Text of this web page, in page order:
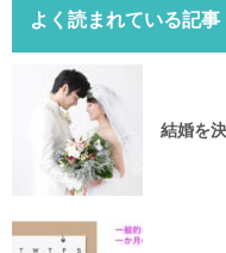
よく読まれている記事
結婚を